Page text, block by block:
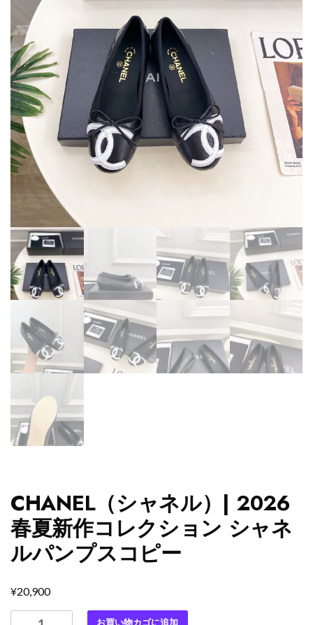
CHANEL（シャネル）| 2026
春夏新作コレクション シャネ
ルパンプスコピー
¥20,900
CHANEL（シ
お買い物カゴに追加